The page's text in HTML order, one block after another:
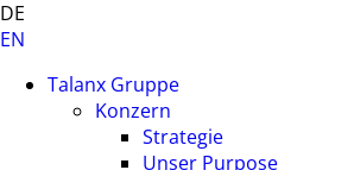
DE
EN
Talanx Gruppe
Konzern
Strategie
Unser Purpose